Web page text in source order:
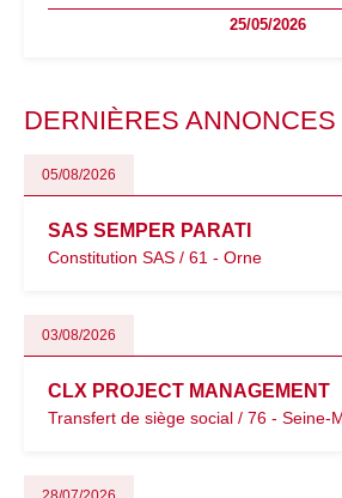
facturation ou risque de bascule vers la
25/05/2026
DERNIÈRES ANNONCES
05/08/2026
SAS SEMPER PARATI
Constitution SAS / 61 - Orne
03/08/2026
CLX PROJECT MANAGEMENT
Transfert de siège social / 76 - Seine-